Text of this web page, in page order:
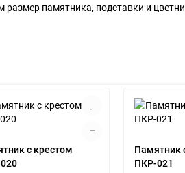
памятника, подставки и
с крестом
Памятник
ПКР-021